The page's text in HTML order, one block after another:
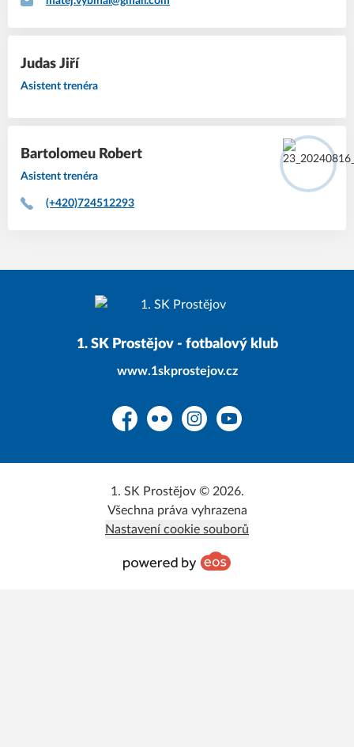
Jiří
Judas
Asistent trenéra
Robert
Bartolomeu
Asistent trenéra
(+420)724512293
1. SK Prostějov - fotbalový klub
www.1skprostejov.cz
FacebookFlickr InstagramYouTube
1. SK Prostějov © 2026.
Všechna práva vyhrazena
Nastavení cookie souborů